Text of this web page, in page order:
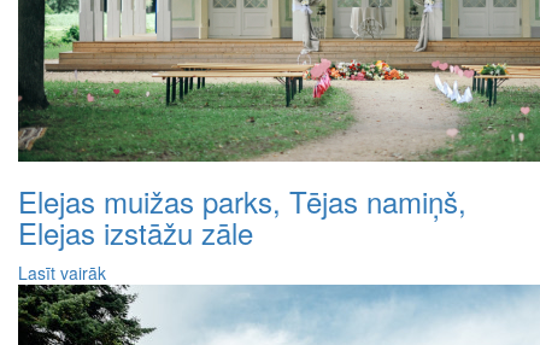
Elejas muižas parks, Tējas namiņš,
Elejas izstāžu zāle
Lasīt vairāk